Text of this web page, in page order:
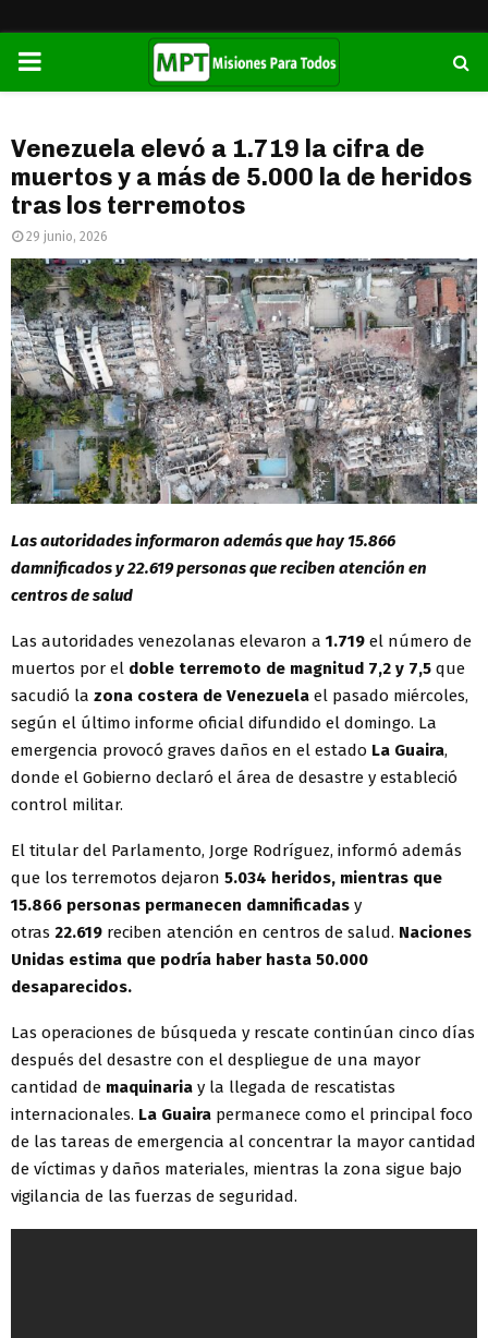
PRIMARY
Venezuela elevó a 1.719 la cifra de
muertos y a más de 5.000 la de heridos
tras los terremotos
29 junio, 2026
Las autoridades informaron además que hay 15.866
damnificados y 22.619 personas que reciben atención en
centros de salud
Las autoridades venezolanas elevaron a 1.719 el número de
muertos por el doble terremoto de magnitud 7,2 y 7,5 que
sacudió la zona costera de Venezuela el pasado miércoles,
según el último informe oficial difundido el domingo. La
emergencia provocó graves daños en el estado La Guaira,
donde el Gobierno declaró el área de desastre y estableció
control militar.
El titular del Parlamento, Jorge Rodríguez, informó además
que los terremotos dejaron 5.034 heridos, mientras que
15.866 personas permanecen damnificadas y
otras 22.619 reciben atención en centros de salud. Naciones
Unidas estima que podría haber hasta 50.000
desaparecidos.
Las operaciones de búsqueda y rescate continúan cinco días
después del desastre con el despliegue de una mayor
cantidad de maquinaria y la llegada de rescatistas
internacionales. La Guaira permanece como el principal foco
de las tareas de emergencia al concentrar la mayor cantidad
de víctimas y daños materiales, mientras la zona sigue bajo
vigilancia de las fuerzas de seguridad.